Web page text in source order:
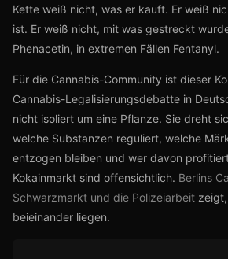
Kette weiß nicht, was er kauft. Er weiß
ist. Er weiß nicht, mit was gestreckt
Phenacetin, in extremen Fällen Fentanyl.
Für die Cannabis-Community ist dieser
Cannabis-Legalisierungsdebatte in
nicht isoliert um eine Pflanze. Sie dreht
welche Substanzen reguliert, welche
entzogen bleiben und wer davon
Kokainmarkt sind offensichtlich. Berlins
Schwarzmarkt und die Polizeiarbeit
beieinander liegen.